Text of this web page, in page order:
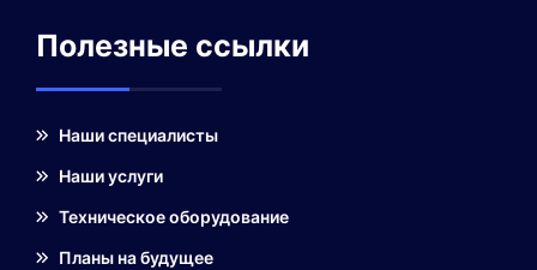
Полезные ссылки
Наши специалисты
Наши услуги
Техническое оборудование
Планы на будущее